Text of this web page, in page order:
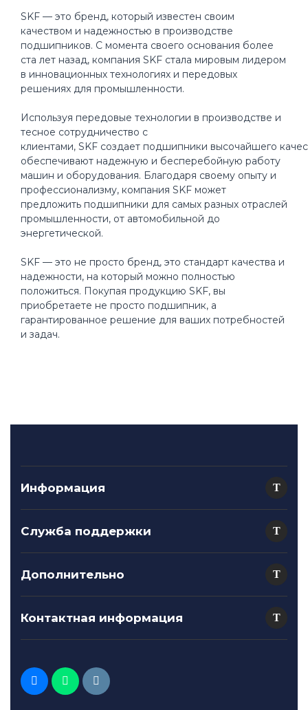
SKF — это бренд, который известен своим
качеством и надежностью в производстве
подшипников. С момента своего основания более
ста лет назад, компания SKF стала мировым лидером
в инновационных технологиях и передовых
решениях для промышленности.
Используя передовые технологии в производстве и
тесное сотрудничество с
клиентами, SKF создает подшипники высочайшего
обеспечивают надежную и бесперебойную работу
машин и оборудования. Благодаря своему опыту и
профессионализму, компания SKF может
предложить подшипники для самых разных отраслей
промышленности, от автомобильной до
энергетической.
SKF — это не просто бренд, это стандарт качества и
надежности, на который можно полностью
положиться. Покупая продукцию SKF, вы
приобретаете не просто подшипник, а
гарантированное решение для ваших потребностей
и задач.
Информация
Служба поддержки
Дополнительно
Контактная информация